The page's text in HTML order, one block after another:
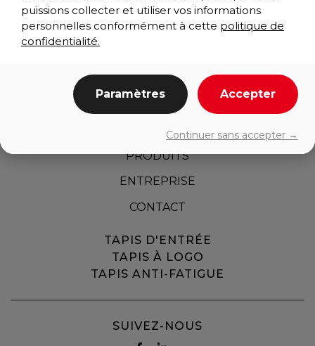
ACCUEIL
PRODUITS
ENTREPRISE
CONTACT
TAPIS D'ENTRÉE
TAPIS À LOGO
TAPIS ANTI-FATIGUE
SUIVEZ-NOUS
puissions collecter et utiliser vos informations
personnelles conformément à cette politique de
confidentialité.
Paramètres Accepter
Continuer sans accepter →